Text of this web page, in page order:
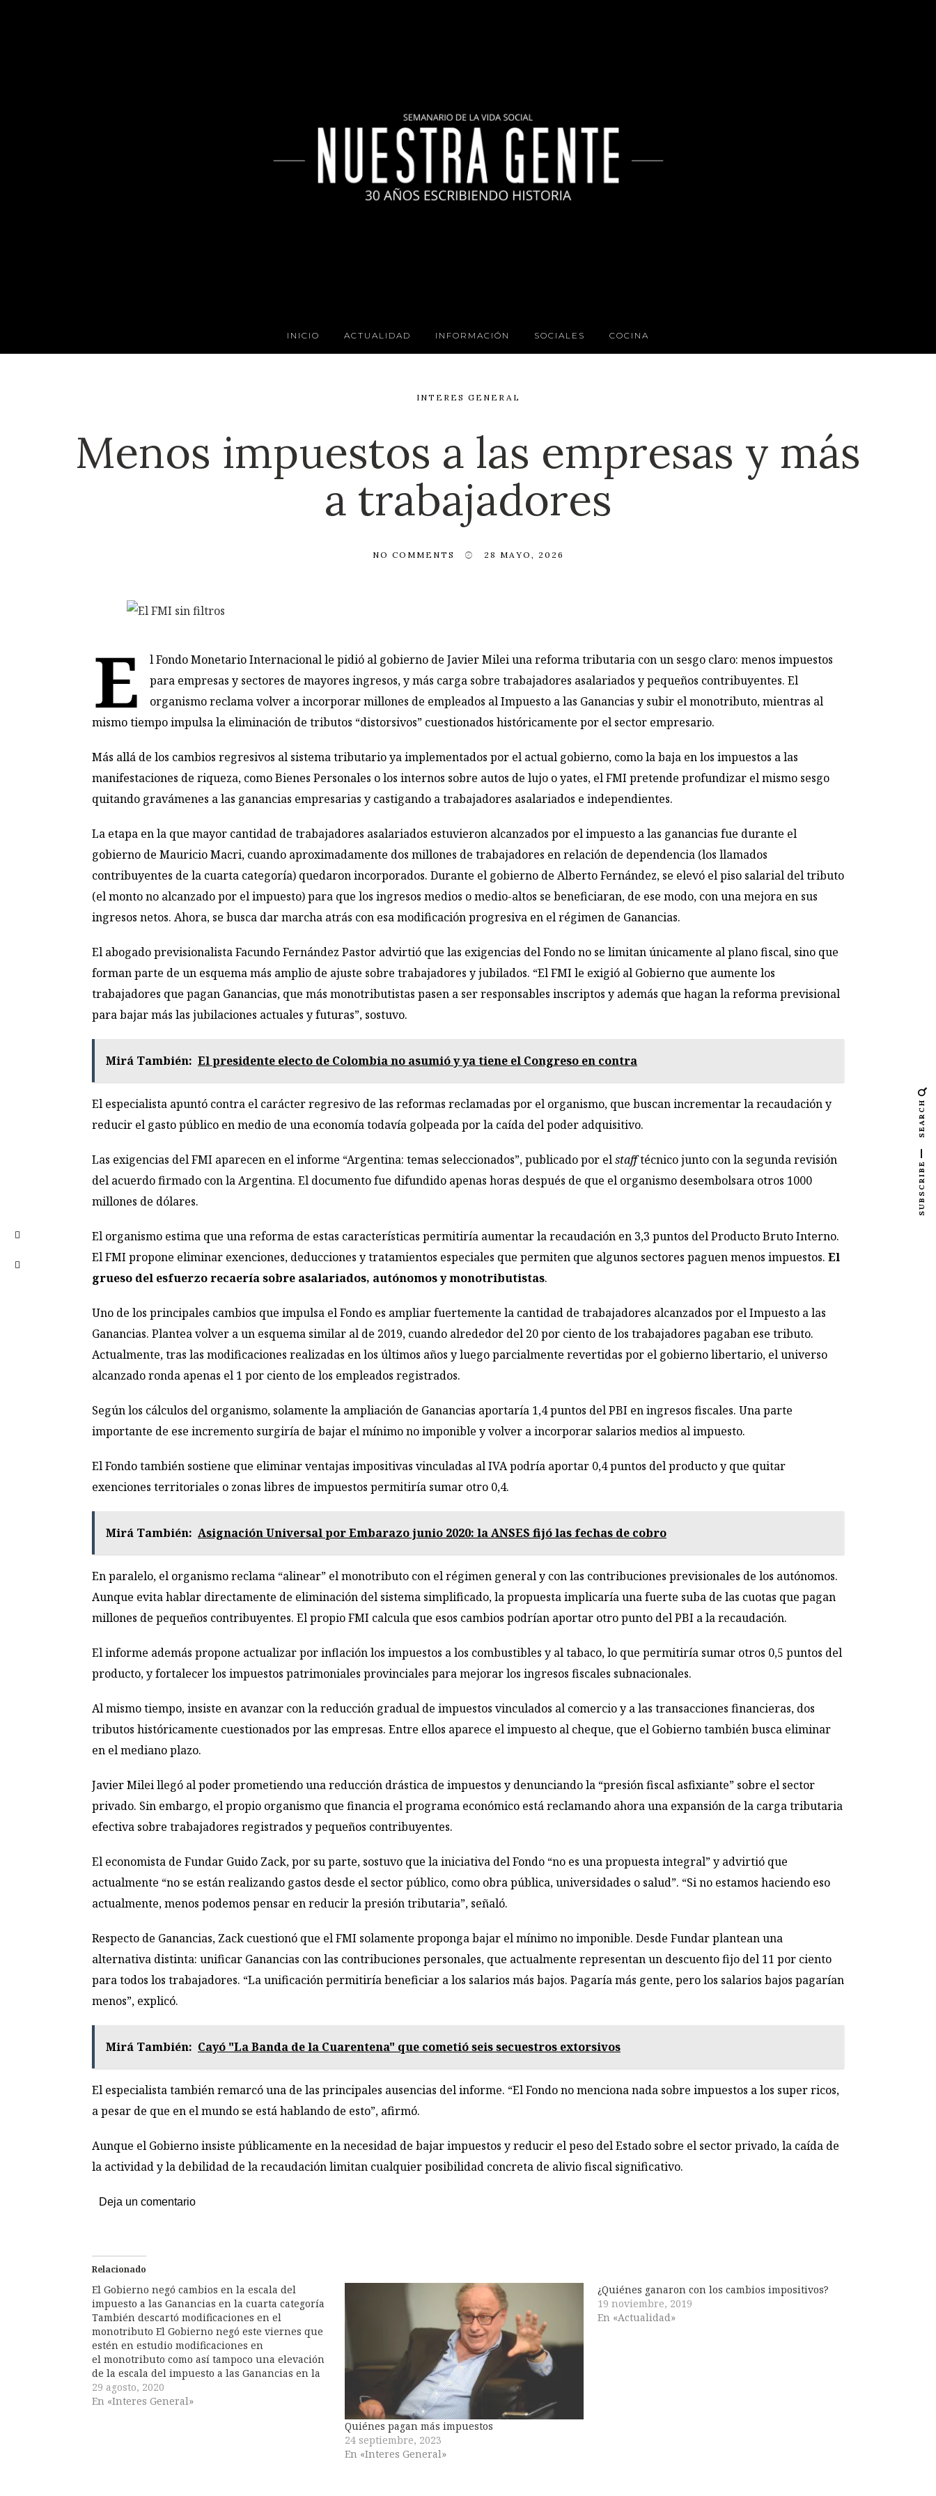
INICIO ACTUALIDAD INFORMACIÓN SOCIALES COCINA
INTERES GENERAL
Menos impuestos a las empresas y más
a trabajadores
NO COMMENTS 28 MAYO, 2026
E
l Fondo Monetario Internacional le pidió al gobierno de Javier Milei una reforma tributaria con un sesgo claro: menos impuestos
para empresas y sectores de mayores ingresos, y más carga sobre trabajadores asalariados y pequeños contribuyentes. El
organismo reclama volver a incorporar millones de empleados al Impuesto a las Ganancias y subir el monotributo, mientras al
mismo tiempo impulsa la eliminación de tributos “distorsivos” cuestionados históricamente por el sector empresario.
Más allá de los cambios regresivos al sistema tributario ya implementados por el actual gobierno, como la baja en los impuestos a las
manifestaciones de riqueza, como Bienes Personales o los internos sobre autos de lujo o yates, el FMI pretende profundizar el mismo sesgo
quitando gravámenes a las ganancias empresarias y castigando a trabajadores asalariados e independientes.
La etapa en la que mayor cantidad de trabajadores asalariados estuvieron alcanzados por el impuesto a las ganancias fue durante el
gobierno de Mauricio Macri, cuando aproximadamente dos millones de trabajadores en relación de dependencia (los llamados
contribuyentes de la cuarta categoría) quedaron incorporados. Durante el gobierno de Alberto Fernández, se elevó el piso salarial del tributo
(el monto no alcanzado por el impuesto) para que los ingresos medios o medio-altos se beneficiaran, de ese modo, con una mejora en sus
ingresos netos. Ahora, se busca dar marcha atrás con esa modificación progresiva en el régimen de Ganancias.
El abogado previsionalista Facundo Fernández Pastor advirtió que las exigencias del Fondo no se limitan únicamente al plano fiscal, sino que
forman parte de un esquema más amplio de ajuste sobre trabajadores y jubilados. “El FMI le exigió al Gobierno que aumente los
trabajadores que pagan Ganancias, que más monotributistas pasen a ser responsables inscriptos y además que hagan la reforma previsional
para bajar más las jubilaciones actuales y futuras”, sostuvo.
Mirá También: El presidente electo de Colombia no asumió y ya tiene el Congreso en contra
El especialista apuntó contra el carácter regresivo de las reformas reclamadas por el organismo, que buscan incrementar la recaudación y
reducir el gasto público en medio de una economía todavía golpeada por la caída del poder adquisitivo.
Las exigencias del FMI aparecen en el informe “Argentina: temas seleccionados”, publicado por elstafftécnico junto con la segunda revisión
del acuerdo firmado con la Argentina. El documento fue difundido apenas horas después de que el organismo desembolsara otros 1000
millones de dólares.
El organismo estima que una reforma de estas características permitiría aumentar la recaudación en 3,3 puntos del Producto Bruto Interno.
El FMI propone eliminar exenciones, deducciones y tratamientos especiales que permiten que algunos sectores paguen menos impuestos. El
grueso del esfuerzo recaería sobre asalariados, autónomos y monotributistas.
Uno de los principales cambios que impulsa el Fondo es ampliar fuertemente la cantidad de trabajadores alcanzados por el Impuesto a las
Ganancias. Plantea volver a un esquema similar al de 2019, cuando alrededor del 20 por ciento de los trabajadores pagaban ese tributo.
Actualmente, tras las modificaciones realizadas en los últimos años y luego parcialmente revertidas por el gobierno libertario, el universo
alcanzado ronda apenas el 1 por ciento de los empleados registrados.
Según los cálculos del organismo, solamente la ampliación de Ganancias aportaría 1,4 puntos del PBI en ingresos fiscales. Una parte
importante de ese incremento surgiría de bajar el mínimo no imponible y volver a incorporar salarios medios al impuesto.
El Fondo también sostiene que eliminar ventajas impositivas vinculadas al IVA podría aportar 0,4 puntos del producto y que quitar
exenciones territoriales o zonas libres de impuestos permitiría sumar otro 0,4.
Mirá También: Asignación Universal por Embarazo junio 2020: la ANSES fijó las fechas de cobro
En paralelo, el organismo reclama “alinear” el monotributo con el régimen general y con las contribuciones previsionales de los autónomos.
Aunque evita hablar directamente de eliminación del sistema simplificado, la propuesta implicaría una fuerte suba de las cuotas que pagan
millones de pequeños contribuyentes. El propio FMI calcula que esos cambios podrían aportar otro punto del PBI a la recaudación.
El informe además propone actualizar por inflación los impuestos a los combustibles y al tabaco, lo que permitiría sumar otros 0,5 puntos del
producto, y fortalecer los impuestos patrimoniales provinciales para mejorar los ingresos fiscales subnacionales.
Al mismo tiempo, insiste en avanzar con la reducción gradual de impuestos vinculados al comercio y a las transacciones financieras, dos
tributos históricamente cuestionados por las empresas. Entre ellos aparece el impuesto al cheque, que el Gobierno también busca eliminar
en el mediano plazo.
Javier Milei llegó al poder prometiendo una reducción drástica de impuestos y denunciando la “presión fiscal asfixiante” sobre el sector
privado. Sin embargo, el propio organismo que financia el programa económico está reclamando ahora una expansión de la carga tributaria
efectiva sobre trabajadores registrados y pequeños contribuyentes.
El economista de Fundar Guido Zack, por su parte, sostuvo que la iniciativa del Fondo “no es una propuesta integral” y advirtió que
actualmente “no se están realizando gastos desde el sector público, como obra pública, universidades o salud”. “Si no estamos haciendo eso
actualmente, menos podemos pensar en reducir la presión tributaria”, señaló.
Respecto de Ganancias, Zack cuestionó que el FMI solamente proponga bajar el mínimo no imponible. Desde Fundar plantean una
alternativa distinta: unificar Ganancias con las contribuciones personales, que actualmente representan un descuento fijo del 11 por ciento
para todos los trabajadores. “La unificación permitiría beneficiar a los salarios más bajos. Pagaría más gente, pero los salarios bajos pagarían
menos”, explicó.
Mirá También: Cayó "La Banda de la Cuarentena" que cometió seis secuestros extorsivos
El especialista también remarcó una de las principales ausencias del informe. “El Fondo no menciona nada sobre impuestos a los super ricos,
a pesar de que en el mundo se está hablando de esto”, afirmó.
Aunque el Gobierno insiste públicamente en la necesidad de bajar impuestos y reducir el peso del Estado sobre el sector privado, la caída de
la actividad y la debilidad de la recaudación limitan cualquier posibilidad concreta de alivio fiscal significativo.
Deja un comentario
Relacionado
El Gobierno negó cambios en la escala del
impuesto a las Ganancias en la cuarta categoría
También descartó modificaciones en el
monotributo El Gobierno negó este viernes que
estén en estudio modificaciones en
el monotributo como así tampoco una elevación
de la escala del impuesto a las Ganancias en la
cuarta categoría. Fuentes oficiales señalaron a la
agencia Télam que la reforma impositiva que se
29 agosto, 2020
En «Interes General»
Quiénes pagan más impuestos
24 septiembre, 2023
En «Interes General»
¿Quiénes ganaron con los cambios impositivos?
19 noviembre, 2019
En «Actualidad»
SEARCH
SUBSCRIBE